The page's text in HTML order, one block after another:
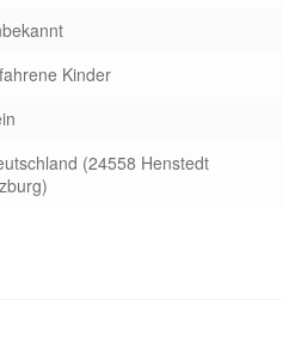
Spanien
Kinder
(24558 Henstedt